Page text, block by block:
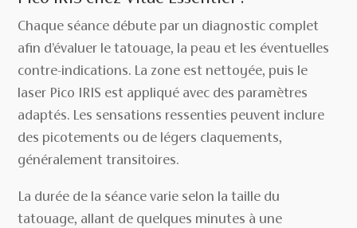
Chaque séance débute par un diagnostic complet
afin d’évaluer le tatouage, la peau et les éventuelles
contre-indications. La zone est nettoyée, puis le
laser Pico IRIS est appliqué avec des paramètres
adaptés. Les sensations ressenties peuvent inclure
des picotements ou de légers claquements,
généralement transitoires.
La durée de la séance varie selon la taille du
tatouage, allant de quelques minutes à une